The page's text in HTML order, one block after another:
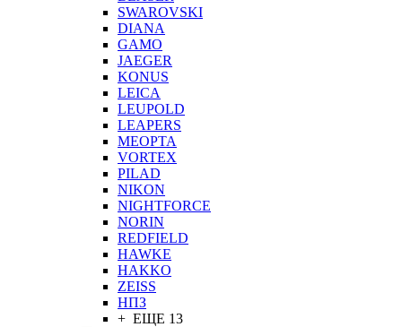
SWAROVSKI
DIANA
GAMO
JAEGER
KONUS
LEICA
LEUPOLD
LEAPERS
MEOPTA
VORTEX
PILAD
NIKON
NIGHTFORCE
NORIN
REDFIELD
HAWKE
HAKKO
ZEISS
НПЗ
+ ЕЩЕ 13